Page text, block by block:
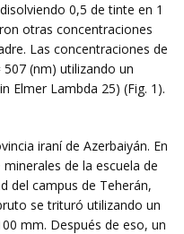
0,5 de tinte en 1
otras concentraciones
Las concentraciones de
(nm) utilizando un
Elmer Lambda 25) (Fig. 1).
iraní de Azerbaiyán. En
de la escuela de
del campus de Teherán,
se trituró utilizando un
mm. Después de eso, un